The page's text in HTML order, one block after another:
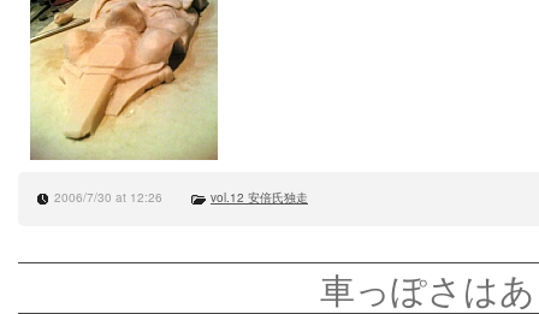
2006/7/30 at 12:26 vol.12 安倍氏独走
車っぽさは